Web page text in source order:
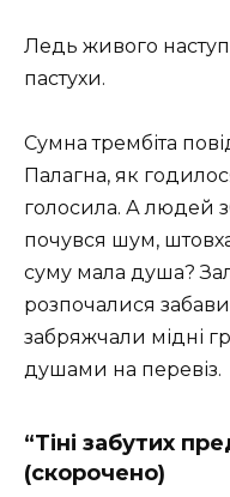
Ледь живого
пастухи.
Сумна трембіта
Палагна, як
голосила. А людей
почувся шум,
суму мала душа?
розпочалися
забряжчали мідні
душами на перевіз.
“Тіні забутих
(скорочено)